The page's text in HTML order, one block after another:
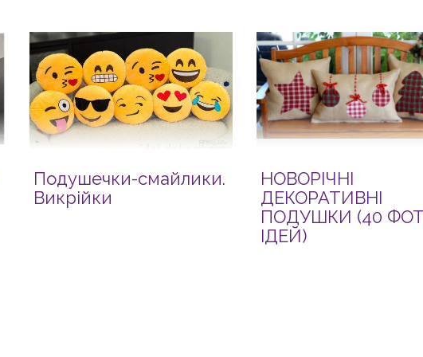
Подушечки-смайлики.
Викрійки
НОВОРІЧНІ
ДЕКОРАТИВНІ
ПОДУШКИ (40
ІДЕЙ)